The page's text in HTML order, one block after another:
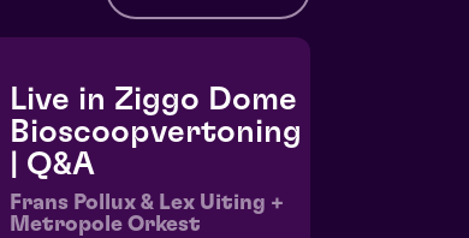
Live in Ziggo Dome
Bioscoopvertoning
| Q&A
Frans Pollux & Lex Uiting +
Metropole Orkest